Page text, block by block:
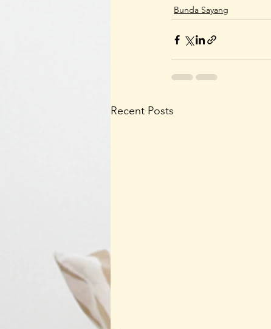
Bunda Sayang
Recent Posts